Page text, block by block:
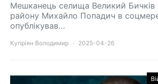
Мешканець селища Великий Бичків
району Михайло Попадич в
опублікував…
Купріян Володимир 2025-04-26